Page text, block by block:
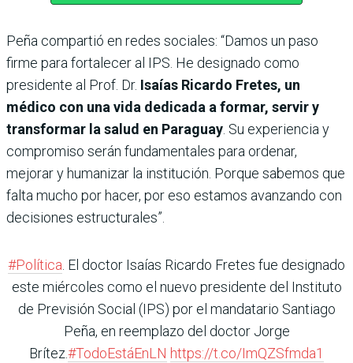
Peña compartió en redes sociales: “Damos un paso
firme para fortalecer al IPS. He designado como
presidente al Prof. Dr. Isaías Ricardo Fretes, un
médico con una vida dedicada a formar, servir y
transformar la salud en Paraguay. Su experiencia y
compromiso serán fundamentales para ordenar,
mejorar y humanizar la institución. Porque sabemos que
falta mucho por hacer, por eso estamos avanzando con
decisiones estructurales”.
#Política. El doctor Isaías Ricardo Fretes fue designado
este miércoles como el nuevo presidente del Instituto
de Previsión Social (IPS) por el mandatario Santiago
Peña, en reemplazo del doctor Jorge
Brítez.#TodoEstáEnLN https://t.co/ImQZSfmda1